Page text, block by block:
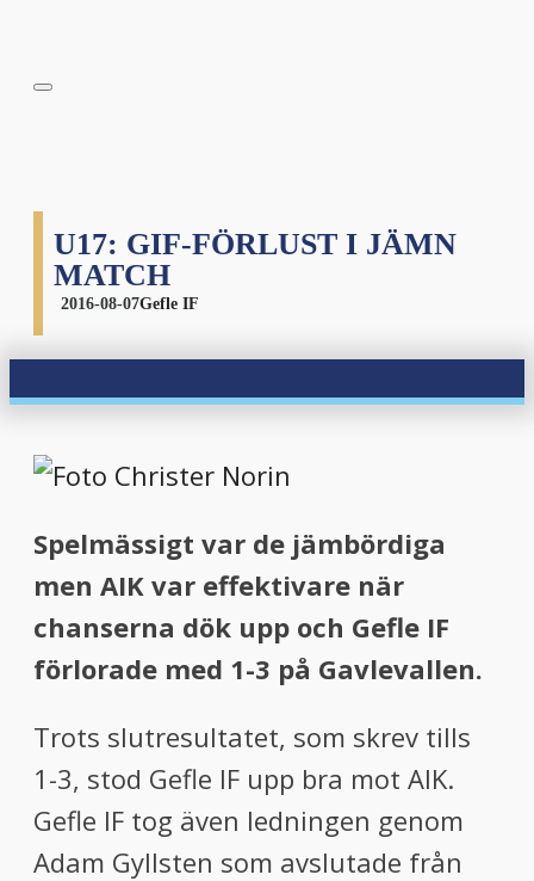
U17: GIF-FÖRLUST I JÄMN
MATCH
2016-08-07Gefle IF
Spelmässigt var de jämbördiga
men AIK var effektivare när
chanserna dök upp och Gefle IF
förlorade med 1-3 på Gavlevallen.
Trots slutresultatet, som skrev tills
1-3, stod Gefle IF upp bra mot AIK.
Gefle IF tog även ledningen genom
Adam Gyllsten som avslutade från